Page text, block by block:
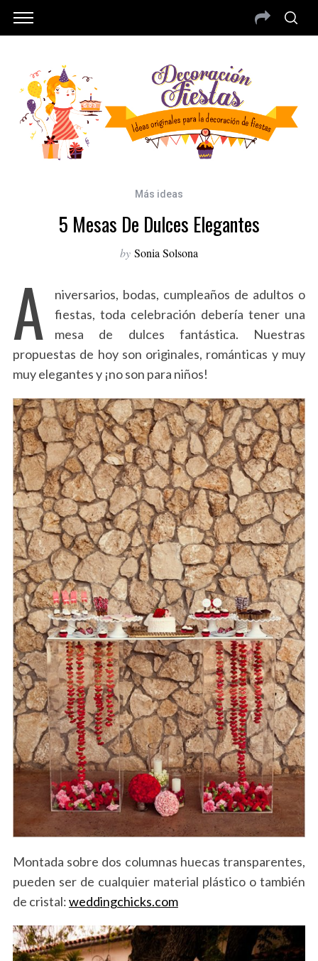
Más ideas
5 Mesas De Dulces Elegantes
by Sonia Solsona
A
niversarios, bodas, cumpleaños de adultos o
fiestas, toda celebración debería tener una
mesa de dulces fantástica. Nuestras
propuestas de hoy son originales, románticas y muy
muy elegantes y ¡no son para niños!
Montada sobre dos columnas huecas transparentes,
pueden ser de cualquier material plástico o también
de cristal:weddingchicks.com